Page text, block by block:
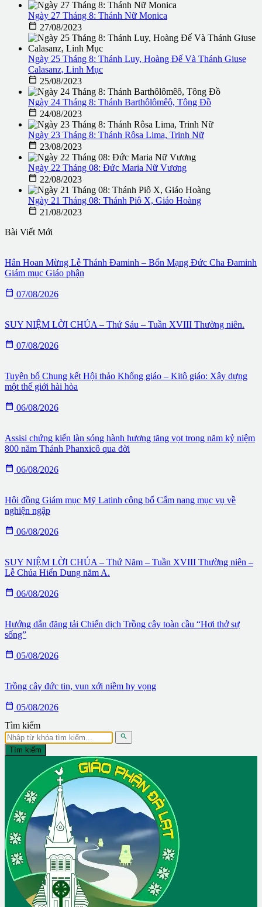
Ngày 27 Tháng 8: Thánh Nữ Monica
 27/08/2023
Ngày 25 Tháng 8: Thánh Luy, Hoàng Đế Và Thánh Giuse
Calasanz, Linh Mục
 25/08/2023
Ngày 24 Tháng 8: Thánh Barthôlômêô, Tông Đồ
 24/08/2023
Ngày 23 Tháng 8: Thánh Rôsa Lima, Trinh Nữ
 23/08/2023
Ngày 22 Tháng 08: Đức Maria Nữ Vương
 22/08/2023
Ngày 21 Tháng 08: Thánh Piô X, Giáo Hoàng
 21/08/2023
Bài Viết Mới
Hân Hoan Mừng Lễ Thánh Đaminh – Bổn Mạng Đức Cha Đaminh
Giám mục Giáo phận
 07/08/2026
SUY NIỆM LỜI CHÚA – Thứ Sáu – Tuần XVIII Thường niên.
 07/08/2026
Tuyên bố Chung kết Hội thảo Khổng giáo – Kitô giáo: Xây dựng
một thế giới hài hòa
 06/08/2026
Assisi chứng kiến làn sóng hành hương tăng vọt trong năm kỷ niệm
800 năm Thánh Phanxicô qua đời
 06/08/2026
Hội đồng Giám mục Mỹ Latinh công bố Cẩm nang mục vụ về
nghiện ngập
 06/08/2026
SUY NIỆM LỜI CHÚA – Thứ Năm – Tuần XVIII Thường niên –
Lễ Chúa Hiển Dung năm A.
 06/08/2026
Hướng dẫn đăng tải Chiến dịch Trồng cây toàn cầu “Hơi thở sự
sống”
 05/08/2026
Trồng cây đức tin, vun xới niềm hy vọng
 05/08/2026
Tìm kiếm

Tìm kiếm